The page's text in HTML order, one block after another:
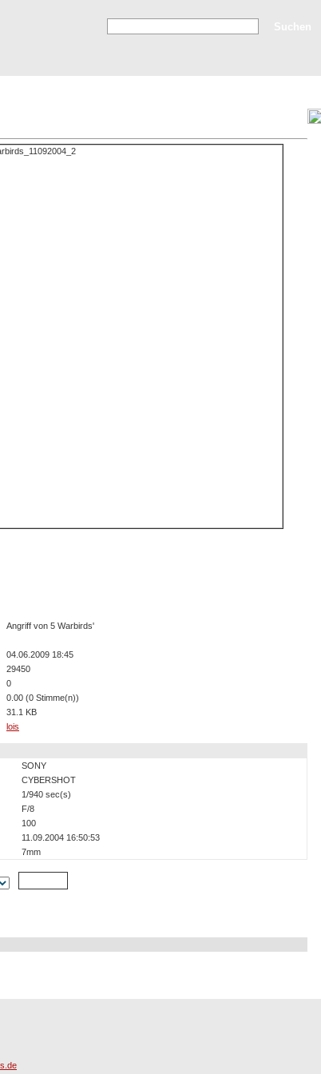
Angriff von 5 Warbirds'
04.06.2009 18:45
29450
0
0.00 (0 Stimme(n))
31.1 KB
lois
SONY
CYBERSHOT
1/940 sec(s)
F/8
100
11.09.2004 16:50:53
7mm